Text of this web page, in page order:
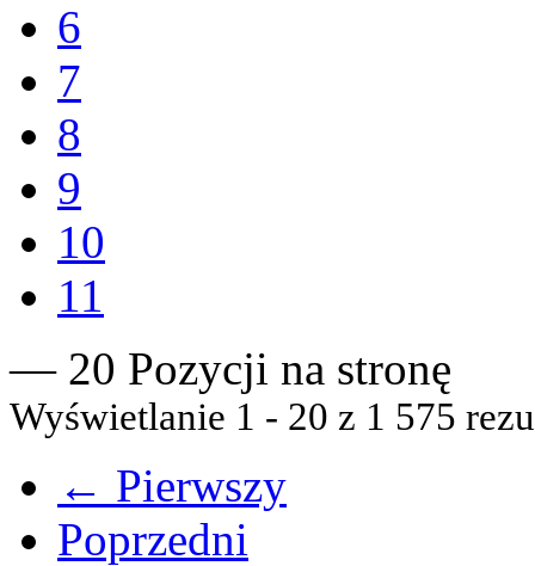
6
7
8
9
10
11
— 20 Pozycji na stronę
Wyświetlanie 1 - 20 z 1 575
← Pierwszy
Poprzedni